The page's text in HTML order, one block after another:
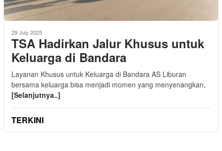
29 July 2025
TSA Hadirkan Jalur Khusus untuk
Keluarga di Bandara
Layanan Khusus untuk Keluarga di Bandara AS Liburan
bersama keluarga bisa menjadi momen yang menyenangkan,
[Selanjutnya..]
TERKINI